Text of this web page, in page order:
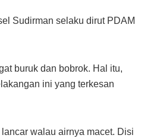
Sudirman selaku dirut PDAM
buruk dan bobrok. Hal itu,
ini yang terkesan
walau airnya macet. Disi